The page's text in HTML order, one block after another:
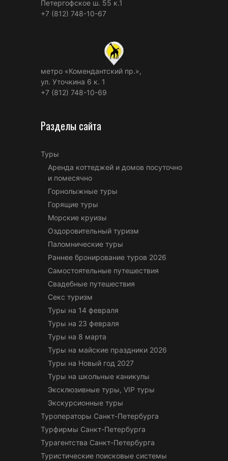
Петергофское ш. 55 к.1
+7 (812) 748-10-67
метро «Комендантский пр.»,
ул. Уточкина 6 к. 1
+7 (812) 748-10-69
Разделы сайта
Туры
Аренда коттеджей и домов посуточно
и помесячно
Горнолыжные туры
Горящие туры
Морские круизы
Оздоровительный туризм
Паломнические туры
Раннее бронирование туров 2026
Самостоятельные путешествия
Свадебные путешествия
Секс туризм
Туры на 14 февраля
Туры на 23 февраля
Туры на 8 марта
Туры на майские праздники 2026
Туры на Новый год 2027
Туры на школьные каникулы
Эксклюзивные туры, VIP туры
Экскурсионные туры
Туроператоры Санкт-Петербурга
Турфирмы Санкт-Петербурга
Турагентства Санкт-Петербурга
Туристические поисковые системы